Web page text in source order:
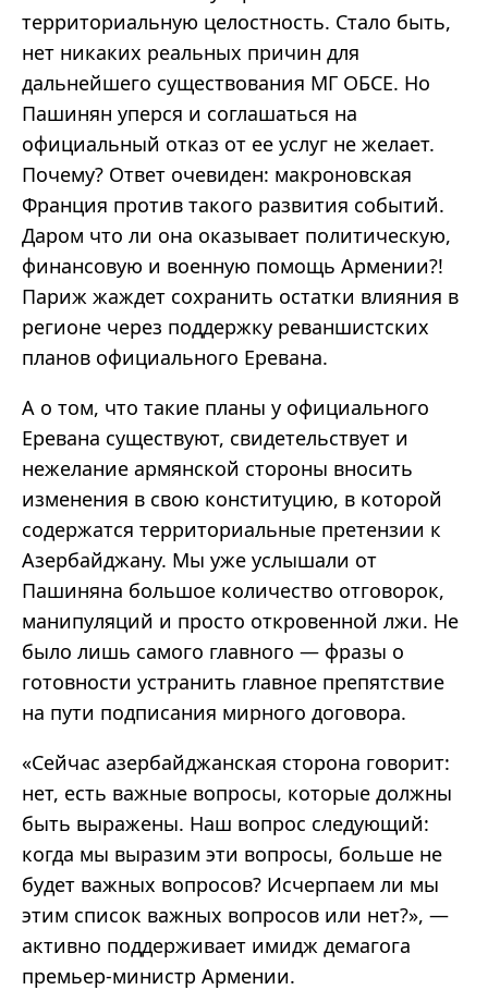
территориальную целостность. Стало быть,
нет никаких реальных причин для
дальнейшего существования МГ ОБСЕ. Но
Пашинян уперся и соглашаться на
официальный отказ от ее услуг не желает.
Почему? Ответ очевиден: макроновская
Франция против такого развития событий.
Даром что ли она оказывает политическую,
финансовую и военную помощь Армении?!
Париж жаждет сохранить остатки влияния в
регионе через поддержку реваншистских
планов официального Еревана.
А о том, что такие планы у официального
Еревана существуют, свидетельствует и
нежелание армянской стороны вносить
изменения в свою конституцию, в которой
содержатся территориальные претензии к
Азербайджану. Мы уже услышали от
Пашиняна большое количество отговорок,
манипуляций и просто откровенной лжи. Не
было лишь самого главного — фразы о
готовности устранить главное препятствие
на пути подписания мирного договора.
«Сейчас азербайджанская сторона говорит:
нет, есть важные вопросы, которые должны
быть выражены. Наш вопрос следующий:
когда мы выразим эти вопросы, больше не
будет важных вопросов? Исчерпаем ли мы
этим список важных вопросов или нет?», —
активно поддерживает имидж демагога
премьер-министр Армении.